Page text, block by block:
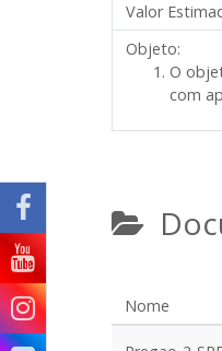
Valor
Objeto:
O
com
Nome